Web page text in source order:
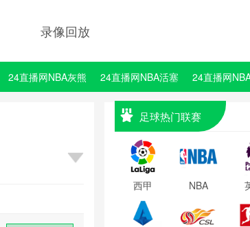
录像回放
24直播网NBA灰熊 24直播网NBA活塞 24直播网
足球热门联赛
西甲 NBA